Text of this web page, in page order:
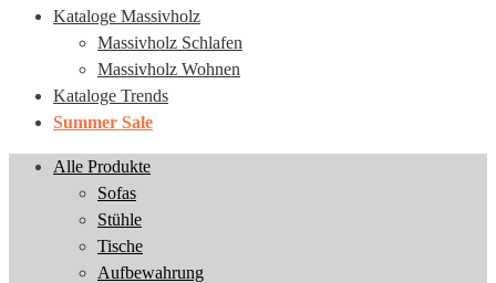
Kataloge Massivholz
Massivholz Schlafen
Massivholz Wohnen
Kataloge Trends
Summer Sale
Alle Produkte
Sofas
Stühle
Tische
Aufbewahrung